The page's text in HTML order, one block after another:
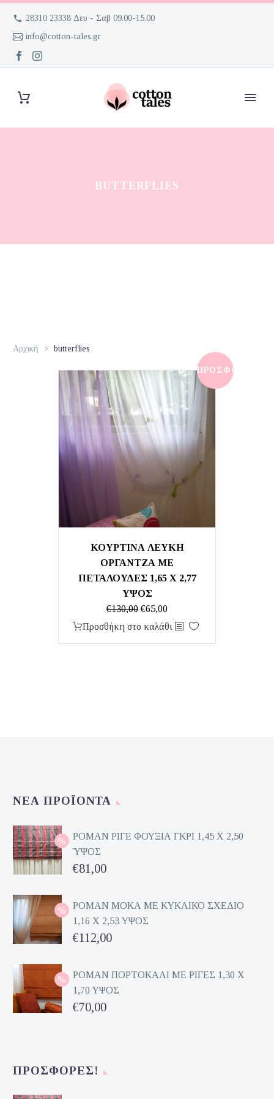
28310 23338 Δευ - Σαβ 09.00-15.00
info@cotton-tales.gr
BUTTERFLIES
Αρχική butterflies
ΠΡΟΣΦΟΡΆ!
ΚΟΥΡΤΙΝΑ ΛΕΥΚΗ
ΟΡΓΑΝΤΖΑ ΜΕ
ΠΕΤΑΛΟΥΔΕΣ 1,65 Χ 2,77
ΥΨΟΣ
€130,00 Original
price
€65,00Η
τρέχουσα
Προσθήκη στο καλάθι
ΝΈΑ ΠΡΟΪΌΝΤΑ
ΡΟΜΑΝ ΡΙΓΕ ΦΟΥΞΙΑ ΓΚΡΙ 1,45 Χ 2,50
ΎΨΟΣ
Original
was:
€162,00.
€81,00
τρέχουσα
τιμή
είναι:
ΡΟΜΑΝ ΜΟΚΑ ΜΕ ΚΥΚΛΙΚΟ ΣΧΕΔΙΟ
1,16 Χ 2,53 ΥΨΟΣ
Original
was:
€224,00.
€112,00
τρέχουσα
τιμή
είναι:
ΡΟΜΑΝ ΠΟΡΤΟΚΑΛΙ ΜΕ ΡΙΓΕΣ 1,30 Χ
1,70 ΥΨΟΣ
Original
€70,00
ΠΡΟΣΦΟΡΈΣ!